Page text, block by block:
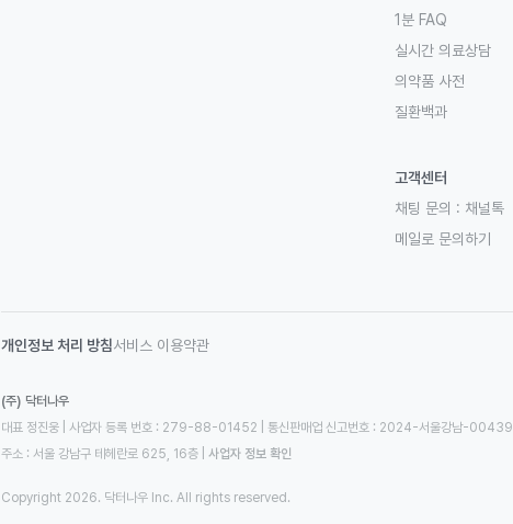
1분 FAQ
실시간 의료상담
의약품 사전
질환백과
고객센터
채팅 문의 : 채널톡
메일로 문의하기
개인정보 처리 방침서비스 이용약관
(주) 닥터나우
대표 정진웅 | 사업자 등록 번호 : 279-88-01452 | 통신판매업 신고번호 : 2024-서울강남-00439
주소 : 서울 강남구 테헤란로 625, 16층
사업자 정보 확인
Copyright 2026. 닥터나우 Inc. All rights reserved.